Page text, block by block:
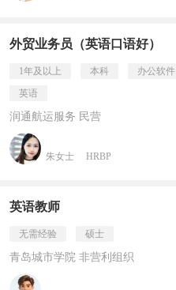
外贸业务员（英语口语好）
1年及以上 本科 办公软件
英语
润通航运服务 民营
朱女士 HRBP
英语教师
无需经验 硕士
青岛城市学院 非营利组织